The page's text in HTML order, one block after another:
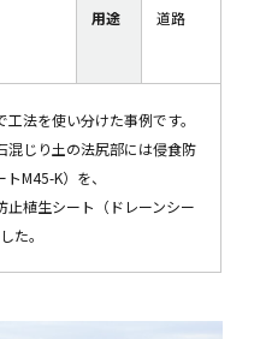
用途 道路
法を使い分けた事例です。
混じり土の法尻部には侵食防
M45-K）を、
止植生シート（ドレーンシー
た。